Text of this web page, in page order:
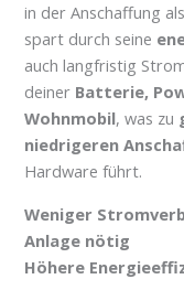
in der Anschaffung
spart durch seine
auch langfristig
deiner Batterie,
Wohnmobil, was zu
niedrigeren
Hardware führt.
Weniger
Anlage nötig
Höhere